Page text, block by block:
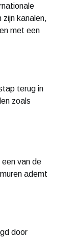
kanalen,
met een
terug in
zoals
van de
ademt
door